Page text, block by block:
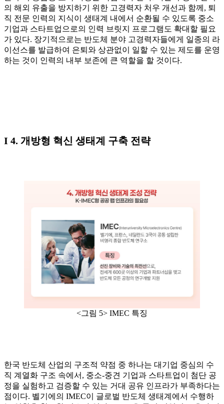
의 해외 유출을 방지하기 위한 고경력자 처우 개선과 함께, 퇴
직 전문 인력의 지식이 생태계 내에서 순환될 수 있도록 중소
기업과 스타트업으로의 인력 브릿지 프로그램도 확대할 필요
가 있다. 장기적으로는 반도체 분야 고경력자들에게 일종의 라
이선스를 발급하여 은퇴와 상관없이 일할 수 있는 제도를 운영
하는 것이 인력의 내부 보존에 큰 역할을 할 것이다.
I 4. 개방형 혁신 생태계 구축 전략
<그림 5> IMEC 특징
한국 반도체 산업의 구조적 약점 중 하나는 대기업 중심의 수
직 계열화 구조 속에서, 중소-중견 기업과 스타트업이 첨단 공
정을 실험하고 검증할 수 있는 거대 공유 인프라가 부족하다는
점이다. 벨기에의 IMEC이 글로벌 반도체 생태계에서 수행하